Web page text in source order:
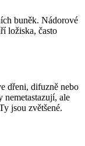
buněk. Nádorové
ložiska, často
dřeni, difuzně nebo
nemetastazují, ale
jsou zvětšené.